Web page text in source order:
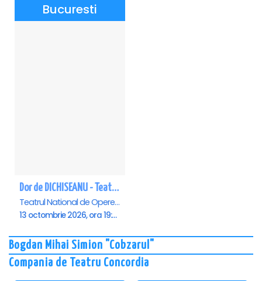
Bucuresti
Dor de DICHISEANU - Teatrul Național de Operetă și Musical „Ion Dacian"
Teatrul National de Opereta si Musical Ion Dacian, Bucuresti
13 octombrie 2026, ora 19:00
Bogdan Mihai Simion "Cobzarul"
Compania de Teatru Concordia